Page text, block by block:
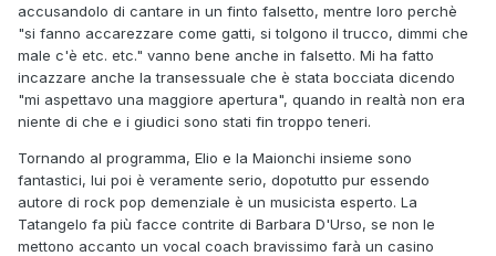
accusandolo di cantare in un finto falsetto, mentre loro perchè
"si fanno accarezzare come gatti, si tolgono il trucco, dimmi che
male c'è etc. etc." vanno bene anche in falsetto. Mi ha fatto
incazzare anche la transessuale che è stata bocciata dicendo
"mi aspettavo una maggiore apertura", quando in realtà non era
niente di che e i giudici sono stati fin troppo teneri.
Tornando al programma, Elio e la Maionchi insieme sono
fantastici, lui poi è veramente serio, dopotutto pur essendo
autore di rock pop demenziale è un musicista esperto. La
Tatangelo fa più facce contrite di Barbara D'Urso, se non le
mettono accanto un vocal coach bravissimo farà un casino